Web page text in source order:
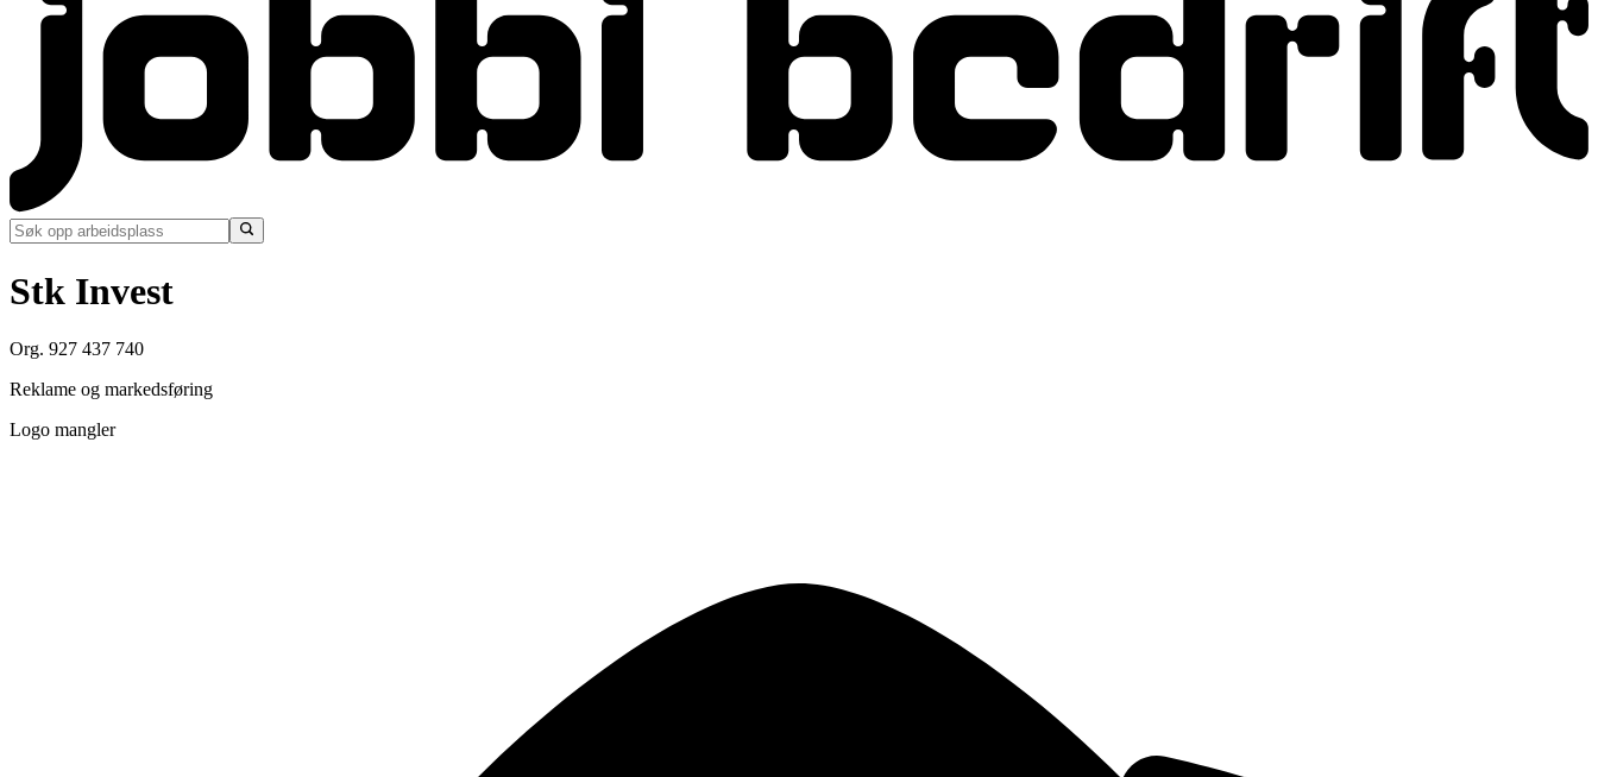
Stk Invest
Org. 927 437 740
Reklame og markedsføring
Logo mangler